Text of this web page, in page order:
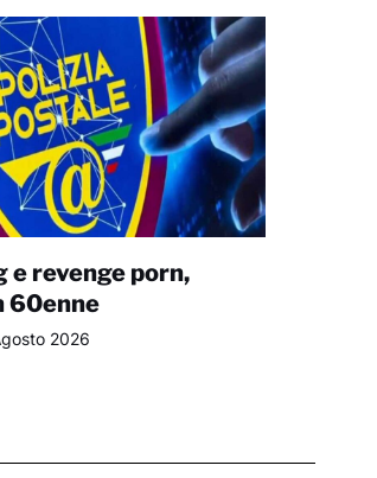
revenge porn,
60enne
2026